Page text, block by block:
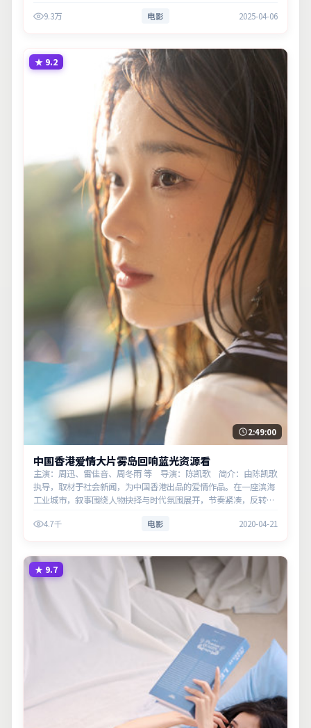
9.3万 电影 2025-04-06
★ 9.2
2:49:00
中国香港爱情大片雾岛回响蓝光资源看
主演：周迅、雷佳音、周冬雨 等 导演：陈凯歌 简介：由陈凯歌
执导，取材于社会新闻，为中国香港出品的爱情作品。在一座滨海
工业城市，叙事围绕人物抉择与时代氛围展开，节奏紧凑，反转不
4.7千 电影 2020-04-21
★ 9.7